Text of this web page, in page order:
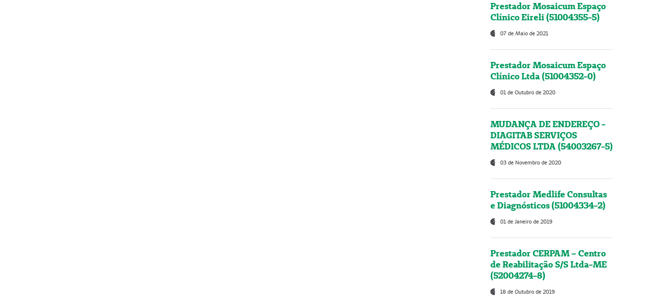
Prestador Mosaicum Espaço
Clínico Eireli (51004355-5)
07 de Maio de 2021
Prestador Mosaicum Espaço
Clínico Ltda (51004352-0)
01 de Outubro de 2020
MUDANÇA DE ENDEREÇO -
DIAGITAB SERVIÇOS
MÉDICOS LTDA (54003267-5)
03 de Novembro de 2020
Prestador Medlife Consultas
e Diagnósticos (51004334-2)
01 de Janeiro de 2019
Prestador CERPAM – Centro
de Reabilitação S/S Ltda-ME
(52004274-8)
18 de Outubro de 2019